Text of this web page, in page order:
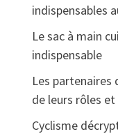
indispensables
Le sac à main
indispensable
Les partenaires
de leurs rôles
Cyclisme